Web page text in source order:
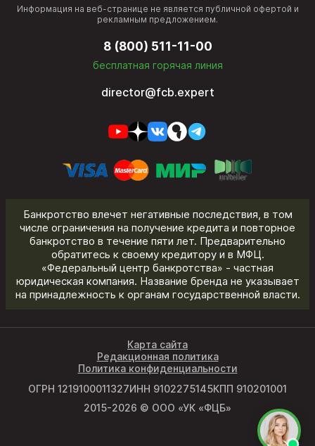
Информация на веб-странице не является публичной офертой и
рекламным предложением.
8 (800) 511-11-00
бесплатная горячая линия
director@fcb.expert
Банкротство влечет негативные последствия, в том
числе ограничения на получение кредита и повторное
банкротство в течение пяти лет. Предварительно
обратитесь к своему кредитору и в МФЦ.
«Федеральный центр банкротства» - частная
юридическая компания. Название бренда не указывает
на принадлежность к органам государственной власти.
ОГРН 1219100011327ИНН 9102275145КПП 910201001
2015-2026 © ООО «УК «ФЦБ»
Карта сайта
Редакционная политика
Политика конфиденциальности